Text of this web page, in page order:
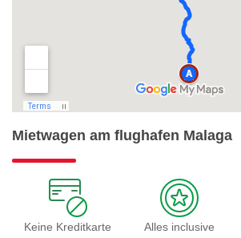
Mietwagen am flughafen Malaga
Keine Kreditkarte Alles inclusive